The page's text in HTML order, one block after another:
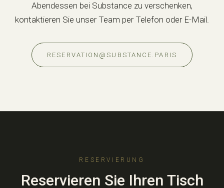
Abendessen bei Substance zu verschenken,
kontaktieren Sie unser Team per Telefon oder E-Mail.
RESERVATION@SUBSTANCE.PARIS
RESERVIERUNG
Reservieren Sie Ihren Tisch